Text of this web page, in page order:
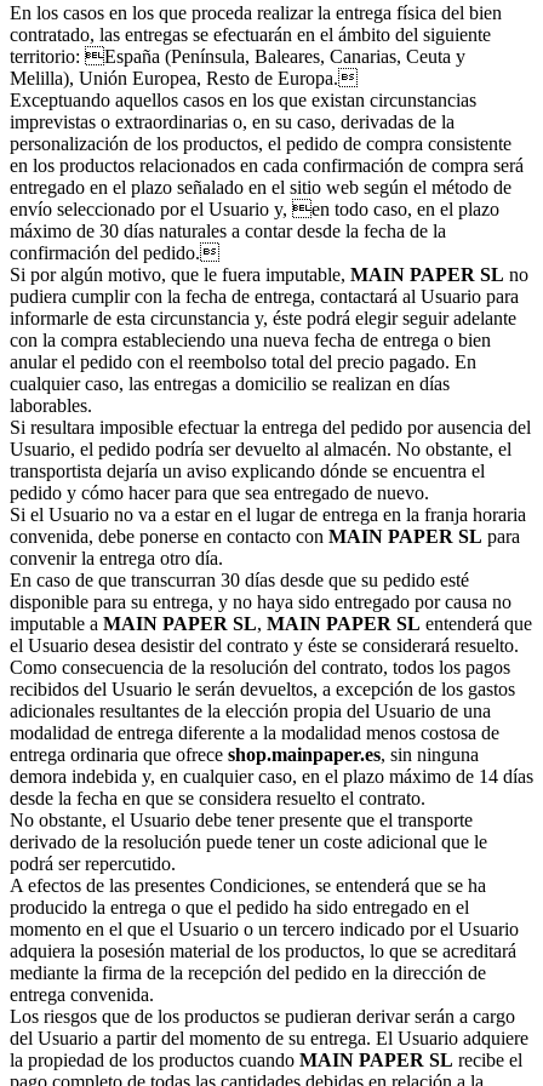
En los casos en los que proceda realizar la entrega física del bien
contratado, las entregas se efectuarán en el ámbito del siguiente
territorio: España (Península, Baleares, Canarias, Ceuta y
Melilla), Unión Europea, Resto de Europa.
Exceptuando aquellos casos en los que existan circunstancias
imprevistas o extraordinarias o, en su caso, derivadas de la
personalización de los productos, el pedido de compra consistente
en los productos relacionados en cada confirmación de compra será
entregado en el plazo señalado en el sitio web según el método de
envío seleccionado por el Usuario y, en todo caso, en el plazo
máximo de 30 días naturales a contar desde la fecha de la
confirmación del pedido.
Si por algún motivo, que le fuera imputable, MAIN PAPER SL no
pudiera cumplir con la fecha de entrega, contactará al Usuario para
informarle de esta circunstancia y, éste podrá elegir seguir adelante
con la compra estableciendo una nueva fecha de entrega o bien
anular el pedido con el reembolso total del precio pagado. En
cualquier caso, las entregas a domicilio se realizan en días
laborables.
Si resultara imposible efectuar la entrega del pedido por ausencia del
Usuario, el pedido podría ser devuelto al almacén. No obstante, el
transportista dejaría un aviso explicando dónde se encuentra el
pedido y cómo hacer para que sea entregado de nuevo.
Si el Usuario no va a estar en el lugar de entrega en la franja horaria
convenida, debe ponerse en contacto con MAIN PAPER SL para
convenir la entrega otro día.
En caso de que transcurran 30 días desde que su pedido esté
disponible para su entrega, y no haya sido entregado por causa no
imputable a MAIN PAPER SL, MAIN PAPER SL entenderá que
el Usuario desea desistir del contrato y éste se considerará resuelto.
Como consecuencia de la resolución del contrato, todos los pagos
recibidos del Usuario le serán devueltos, a excepción de los gastos
adicionales resultantes de la elección propia del Usuario de una
modalidad de entrega diferente a la modalidad menos costosa de
entrega ordinaria que ofrece shop.mainpaper.es, sin ninguna
demora indebida y, en cualquier caso, en el plazo máximo de 14 días
desde la fecha en que se considera resuelto el contrato.
No obstante, el Usuario debe tener presente que el transporte
derivado de la resolución puede tener un coste adicional que le
podrá ser repercutido.
A efectos de las presentes Condiciones, se entenderá que se ha
producido la entrega o que el pedido ha sido entregado en el
momento en el que el Usuario o un tercero indicado por el Usuario
adquiera la posesión material de los productos, lo que se acreditará
mediante la firma de la recepción del pedido en la dirección de
entrega convenida.
Los riesgos que de los productos se pudieran derivar serán a cargo
del Usuario a partir del momento de su entrega. El Usuario adquiere
la propiedad de los productos cuando MAIN PAPER SL recibe el
pago completo de todas las cantidades debidas en relación a la